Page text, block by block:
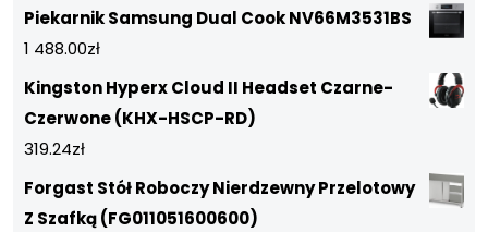
Piekarnik Samsung Dual Cook NV66M3531BS
1 488.00zł
Kingston Hyperx Cloud II Headset Czarne-
Czerwone (KHX-HSCP-RD)
319.24zł
Forgast Stół Roboczy Nierdzewny Przelotowy
Z Szafką (FG011051600600)